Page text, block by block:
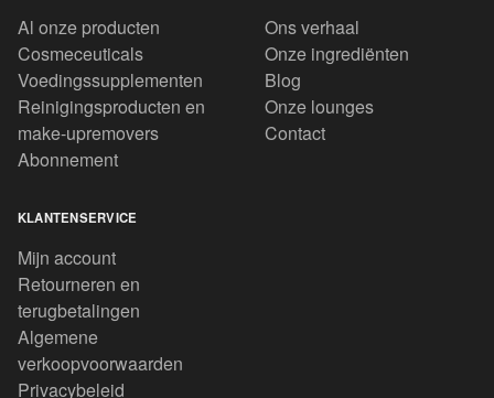
Al onze producten
Cosmeceuticals
Voedingssupplementen
Reinigingsproducten en
make-upremovers
Abonnement
Ons verhaal
Onze ingrediënten
Blog
Onze lounges
Contact
KLANTENSERVICE
Mijn account
Retourneren en
terugbetalingen
Algemene
verkoopvoorwaarden
Privacybeleid